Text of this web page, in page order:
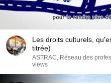
Les droits culturels,
titrée)
ASTRAC, Réseau des
views